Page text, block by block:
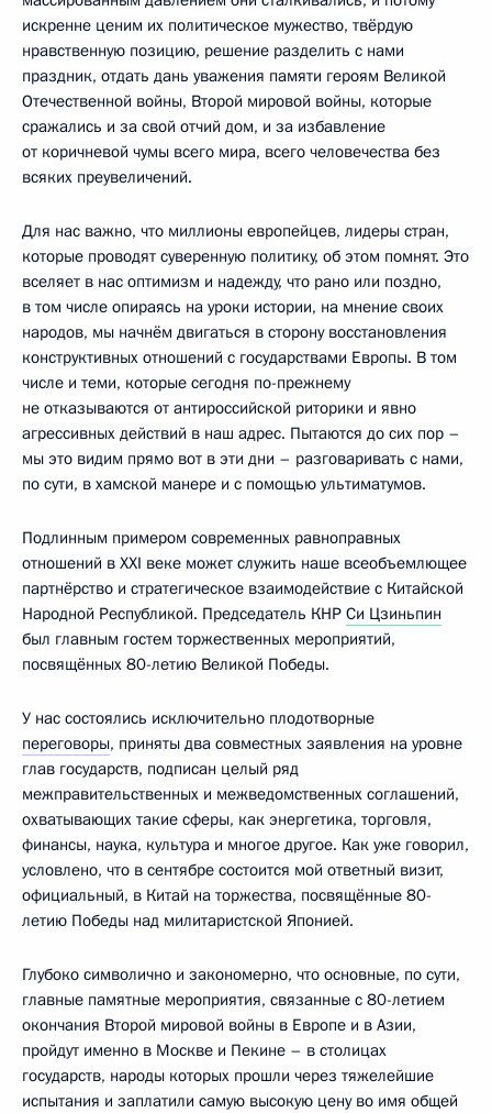
искренне ценим их политическое мужество, твёрдую
нравственную позицию, решение разделить с нами
праздник, отдать дань уважения памяти героям Великой
Отечественной войны, Второй мировой войны, которые
сражались и за свой отчий дом, и за избавление
от коричневой чумы всего мира, всего человечества без
всяких преувеличений.
Для нас важно, что миллионы европейцев, лидеры стран,
которые проводят суверенную политику, об этом помнят. Это
вселяет в нас оптимизм и надежду, что рано или поздно,
в том числе опираясь на уроки истории, на мнение своих
народов, мы начнём двигаться в сторону восстановления
конструктивных отношений с государствами Европы. В том
числе и теми, которые сегодня по-прежнему
не отказываются от антироссийской риторики и явно
агрессивных действий в наш адрес. Пытаются до сих пор –
мы это видим прямо вот в эти дни – разговаривать с нами,
по сути, в хамской манере и с помощью ультиматумов.
Подлинным примером современных равноправных
отношений в XXI веке может служить наше всеобъемлющее
партнёрство и стратегическое взаимодействие с Китайской
Народной Республикой. Председатель КНР Си Цзиньпин
был главным гостем торжественных мероприятий,
посвящённых 80-летию Великой Победы.
У нас состоялись исключительно плодотворные
переговоры, приняты два совместных заявления на уровне
глав государств, подписан целый ряд
межправительственных и межведомственных соглашений,
охватывающих такие сферы, как энергетика, торговля,
финансы, наука, культура и многое другое. Как уже говорил,
условлено, что в сентябре состоится мой ответный визит,
официальный, в Китай на торжества, посвящённые 80-
летию Победы над милитаристской Японией.
Глубоко символично и закономерно, что основные, по сути,
главные памятные мероприятия, связанные с 80-летием
окончания Второй мировой войны в Европе и в Азии,
пройдут именно в Москве и Пекине – в столицах
государств, народы которых прошли через тяжелейшие
испытания и заплатили самую высокую цену во имя общей